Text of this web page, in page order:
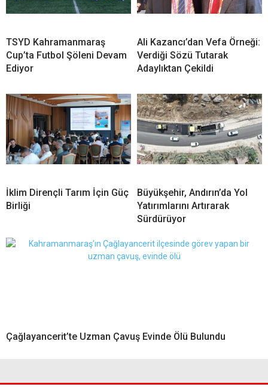
TSYD Kahramanmaraş
Cup’ta Futbol Şöleni Devam
Ediyor
Ali Kazancı’dan Vefa Örneği:
Verdiği Sözü Tutarak
Adaylıktan Çekildi
İklim Dirençli Tarım İçin Güç
Birliği
Büyükşehir, Andırın’da Yol
Yatırımlarını Artırarak
Sürdürüyor
Çağlayancerit’te Uzman Çavuş Evinde Ölü Bulundu